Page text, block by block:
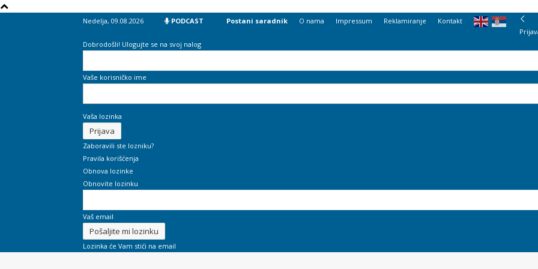
Nedelja, 09.08.2026 PODCAST Postani saradnik O nama Impressum Reklamiranje
Kontakt
Dobrodošli! Ulogujte se na svoj nalog
Vaše korisničko ime
Vaša lozinka
Zaboravili ste lozniku?
Pravila korišćenja
Obnova lozinke
Obnovite lozinku
Vaš email
Lozinka će Vam stići na email